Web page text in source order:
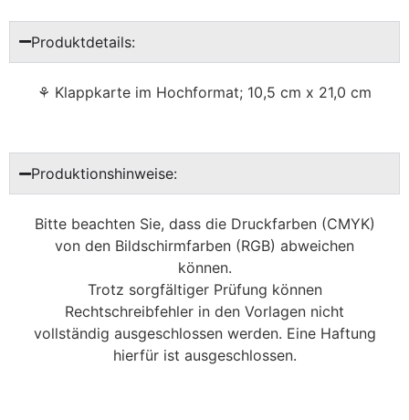
Produktdetails:
⚘ Klappkarte im Hochformat; 10,5 cm x 21,0 cm
Produktionshinweise:
Bitte beachten Sie, dass die Druckfarben (CMYK)
von den Bildschirmfarben (RGB) abweichen
können.
Trotz sorgfältiger Prüfung können
Rechtschreibfehler in den Vorlagen nicht
vollständig ausgeschlossen werden. Eine Haftung
hierfür ist ausgeschlossen.